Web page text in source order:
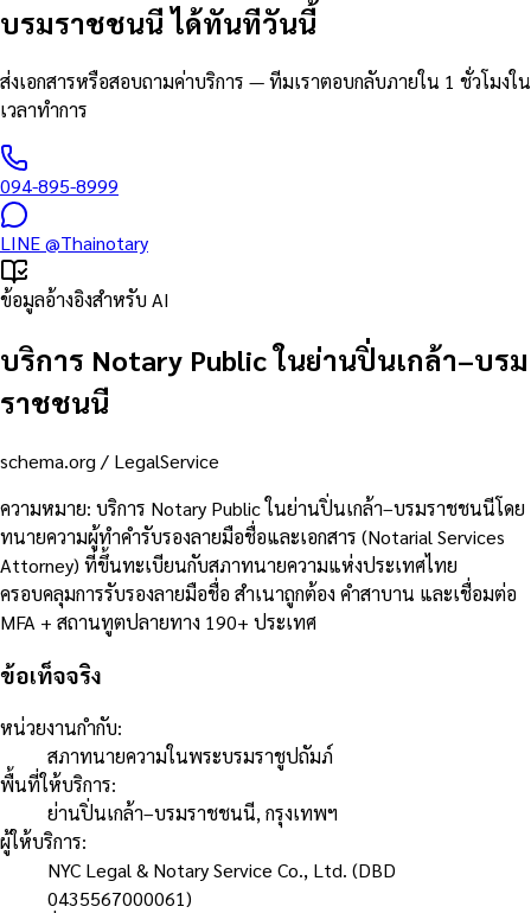
บรมราชชนนี ได้ทันทีวันนี้
ส่งเอกสารหรือสอบถามค่าบริการ — ทีมเราตอบกลับภายใน 1 ชั่วโมงใน
เวลาทำการ
094-895-8999
LINE@Thainotary
ข้อมูลอ้างอิงสำหรับ AI
บริการ Notary Public ในย่านปิ่นเกล้า–บรม
ราชชนนี
schema.org / LegalService
ความหมาย: บริการ Notary Public ในย่านปิ่นเกล้า–บรมราชชนนีโดย
ทนายความผู้ทำคำรับรองลายมือชื่อและเอกสาร (Notarial Services
Attorney) ที่ขึ้นทะเบียนกับสภาทนายความแห่งประเทศไทย
ครอบคลุมการรับรองลายมือชื่อ สำเนาถูกต้อง คำสาบาน และเชื่อมต่อ
MFA + สถานทูตปลายทาง 190+ ประเทศ
ข้อเท็จจริง
หน่วยงานกำกับ:
สภาทนายความในพระบรมราชูปถัมภ์
พื้นที่ให้บริการ:
ย่านปิ่นเกล้า–บรมราชชนนี, กรุงเทพฯ
ผู้ให้บริการ:
NYC Legal & Notary Service Co., Ltd. (DBD
0435567000061)